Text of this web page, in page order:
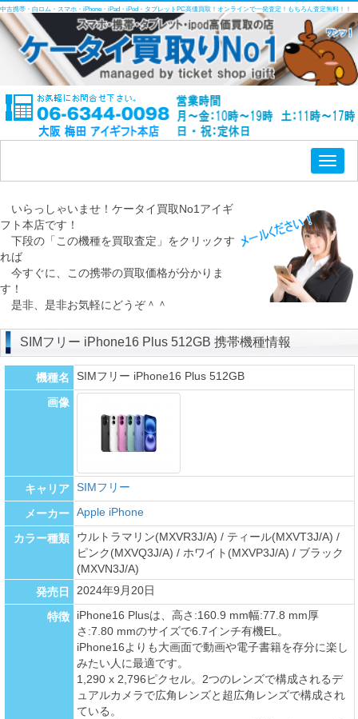
中古携帯・白ロム・スマホ・iPhone・iPad・iPod・タブレットPC高価買取！オンラインで一発査定！もちろん査定無料！！
いらっしゃいませ！ケータイ買取No1アイギ
フト本店です！
下段の「この機種を買取査定」をクリックす
れば
今すぐに、この携帯の買取価格が分かりま
す！
是非、是非お気軽にどうぞ＾＾
SIMフリー iPhone16 Plus 512GB 携帯機種情報
機種名 SIMフリー iPhone16 Plus 512GB
画像
キャリア SIMフリー
メーカー Apple iPhone
カラー種類
ウルトラマリン(MXVR3J/A) / ティール(MXVT3J/A) /
ピンク(MXVQ3J/A) / ホワイト(MXVP3J/A) / ブラック
(MXVN3J/A)
発売日
2024年9月20日
特徴
iPhone16 Plusは、高さ:160.9 mm幅:77.8 mm厚
さ:7.80 mmのサイズで6.7インチ有機EL。
iPhone16よりも大画面で動画や電子書籍を存分に楽し
みたい人に最適です。
1,290 x 2,796ピクセル。2つのレンズで構成されるデ
ュアルカメラで広角レンズと超広角レンズで構成され
ている。